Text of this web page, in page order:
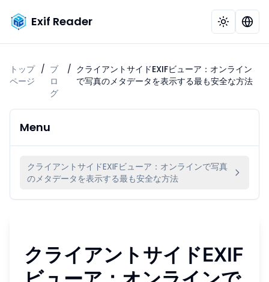
Exif Reader
トップ
ページ
/ ブ
ロ
グ
/ クライアントサイドEXIFビューア：オンライン
で写真のメタデータを表示する最も安全な方法
Menu
クライアントサイドEXIFビューア：オンラインで写真
のメタデータを表示する最も安全な方法
クライアントサイドEXIF